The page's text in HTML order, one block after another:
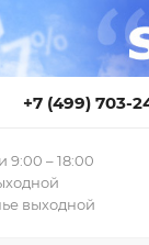
+7 (499) 703-
9:00 – 18:00
выходной